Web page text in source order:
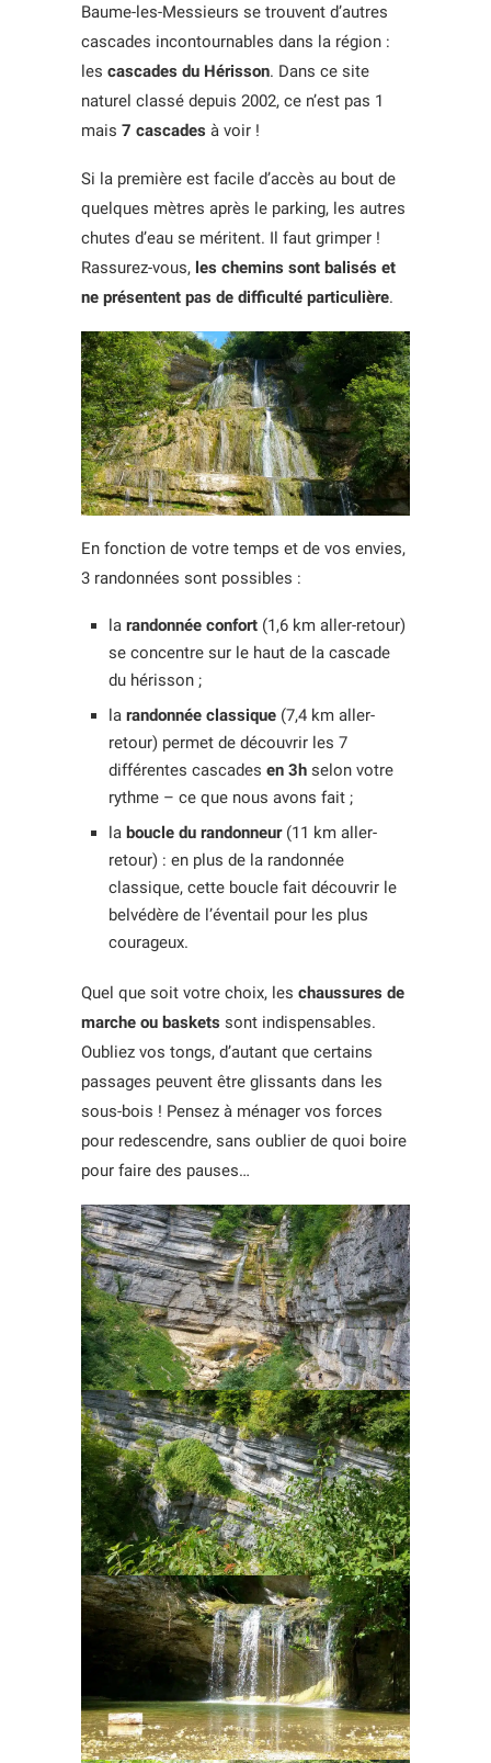
Baume-les-Messieurs se trouvent d’autres
cascades incontournables dans la région :
les cascades du Hérisson. Dans ce site
naturel classé depuis 2002, ce n’est pas 1
mais 7 cascades à voir !
Si la première est facile d’accès au bout de
quelques mètres après le parking, les autres
chutes d’eau se méritent. Il faut grimper !
Rassurez-vous, les chemins sont balisés et
ne présentent pas de difficulté particulière.
En fonction de votre temps et de vos envies,
3 randonnées sont possibles :
la randonnée confort (1,6 km aller-retour)
se concentre sur le haut de la cascade
du hérisson ;
la randonnée classique (7,4 km aller-
retour) permet de découvrir les 7
différentes cascades en 3h selon votre
rythme – ce que nous avons fait ;
la boucle du randonneur(11 km aller-
retour) : en plus de la randonnée
classique, cette boucle fait découvrir le
belvédère de l’éventail pour les plus
courageux.
Quel que soit votre choix, les chaussures de
marche ou baskets sont indispensables.
Oubliez vos tongs, d’autant que certains
passages peuvent être glissants dans les
sous-bois ! Pensez à ménager vos forces
pour redescendre, sans oublier de quoi boire
pour faire des pauses…